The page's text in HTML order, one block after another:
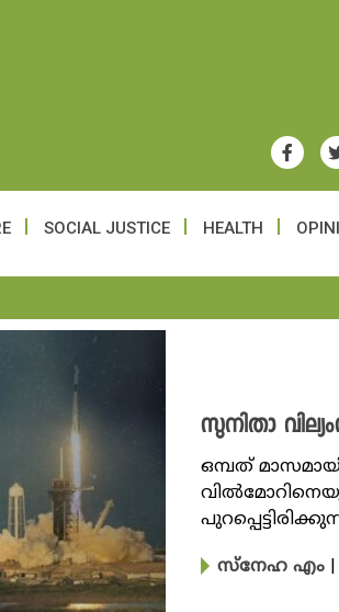
SOCIAL JUSTICE HEALTH
സുനിതാ
ഒമ്പത്
സ്നേഹ എം |